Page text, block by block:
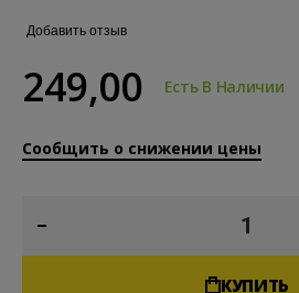
Добавить отзыв
249,00 Есть В Наличии
Сообщить о снижении цены
КУПИТЬ